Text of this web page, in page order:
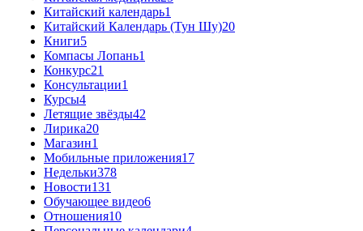
Китайский календарь1
Китайский Календарь (Тун Шу)20
Книги5
Компасы Лопань1
Конкурс21
Консультации1
Курсы4
Летящие звёзды42
Лирика20
Магазин1
Мобильные приложения17
Недельки378
Новости131
Обучающее видео6
Отношения10